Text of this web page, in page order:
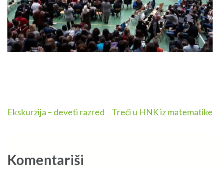
Navigacija
Ekskurzija – deveti razred Treći u HNK iz matematike
Komentariši